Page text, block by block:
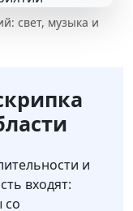
свет, музыка и
и
входят:
со